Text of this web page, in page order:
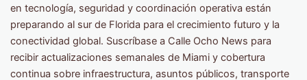
en tecnología, seguridad y coordinación operativa están
preparando al sur de Florida para el crecimiento futuro y la
conectividad global. Suscríbase a Calle Ocho News para
recibir actualizaciones semanales de Miami y cobertura
continua sobre infraestructura, asuntos públicos, transporte